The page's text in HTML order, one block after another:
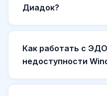
Диадок?
Как работать с
недоступности